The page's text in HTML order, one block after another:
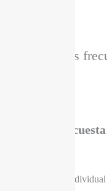
Preguntas
¿Cuanto
La sesión